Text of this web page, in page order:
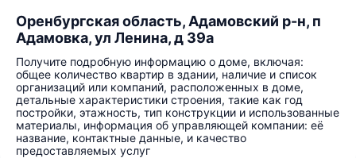
Оренбургская область, Адамовский р-н, п
Адамовка, ул Ленина, д 39а
Получите подробную информацию о доме, включая:
общее количество квартир в здании, наличие и список
организаций или компаний, расположенных в доме,
детальные характеристики строения, такие как год
постройки, этажность, тип конструкции и использованные
материалы, информация об управляющей компании: её
название, контактные данные, и качество
предоставляемых услуг